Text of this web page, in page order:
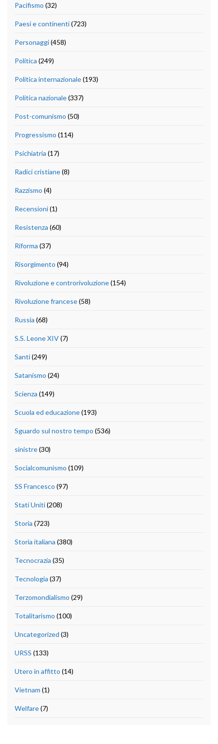
Pacifismo (32)
Paesi e continenti(723)
Personaggi(458)
Politica (249)
Politica internazionale(193)
Politica nazionale(337)
Post-comunismo (50)
Progressismo (114)
Psichiatria (17)
Radici cristiane(8)
Razzismo (4)
Recensioni(1)
Resistenza (60)
Riforma (37)
Risorgimento (94)
Rivoluzione e controrivoluzione(154)
Rivoluzione francese(58)
Russia (68)
S.S. Leone XIV(7)
Santi(249)
Satanismo (24)
Scienza (149)
Scuola ed educazione(193)
Sguardo sul nostro tempo (536)
sinistre(30)
Socialcomunismo (109)
SS Francesco (97)
Stati Uniti(208)
Storia (723)
Storia italiana (380)
Tecnocrazia (35)
Tecnologia (37)
Terzomondialismo (29)
Totalitarismo (100)
Uncategorized (3)
URSS (133)
Utero in affitto (14)
Vietnam (1)
Welfare(7)